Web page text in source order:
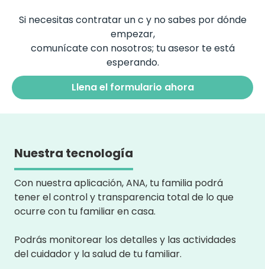
Si necesitas contratar un c y no sabes por dónde
empezar,
comunícate con nosotros; tu asesor te está
esperando.
Llena el formulario ahora
Nuestra tecnología
Con nuestra aplicación, ANA, tu familia podrá
tener el control y transparencia total de lo que
ocurre con tu familiar en casa.
Podrás monitorear los detalles y las actividades
del cuidador y la salud de tu familiar.